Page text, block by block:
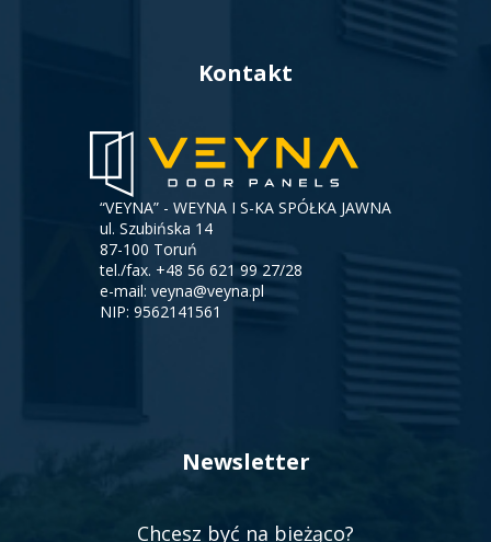
Kontakt
“VEYNA” - WEYNA I S-KA SPÓŁKA JAWNA
ul. Szubińska 14
87-100 Toruń
tel./fax. +48 56 621 99 27/28
e-mail: veyna@veyna.pl
NIP: 9562141561
Newsletter
Chcesz być na bieżąco?